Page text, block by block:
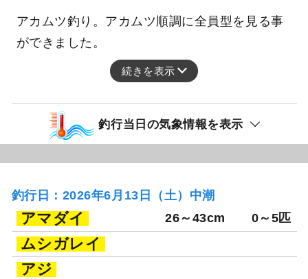
アカムツ釣り。アカムツ順調に全員型を見る事
ができました。
続きを表示
釣行当日の気象情報を表示
釣行日：2026年6月13日（土）中潮
アマダイ 26～43cm 0～5匹
ムシガレイ
アジ